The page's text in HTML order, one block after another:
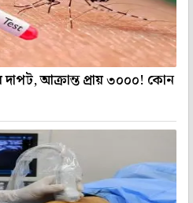
দাপট, আক্রান্ত প্রায় ৩০০০! কোন